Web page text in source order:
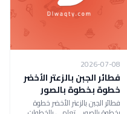
2026-07-08
فطائر الجبن بالزعتر الأخضر
خطوة بخطوة بالصور
فطائر الجبن بالزعتر الأخضر خطوة